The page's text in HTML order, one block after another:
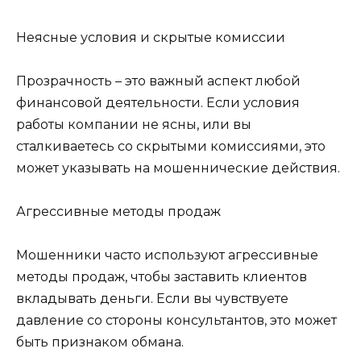
Неясные условия и скрытые комиссии
Прозрачность – это важный аспект любой
финансовой деятельности. Если условия
работы компании не ясны, или вы
сталкиваетесь со скрытыми комиссиями, это
может указывать на мошеннические действия.
Агрессивные методы продаж
Мошенники часто используют агрессивные
методы продаж, чтобы заставить клиентов
вкладывать деньги. Если вы чувствуете
давление со стороны консультантов, это может
быть признаком обмана.